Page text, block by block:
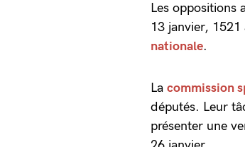
Les oppositions
13 janvier,
nationale.
La commission
députés. Leur
présenter une